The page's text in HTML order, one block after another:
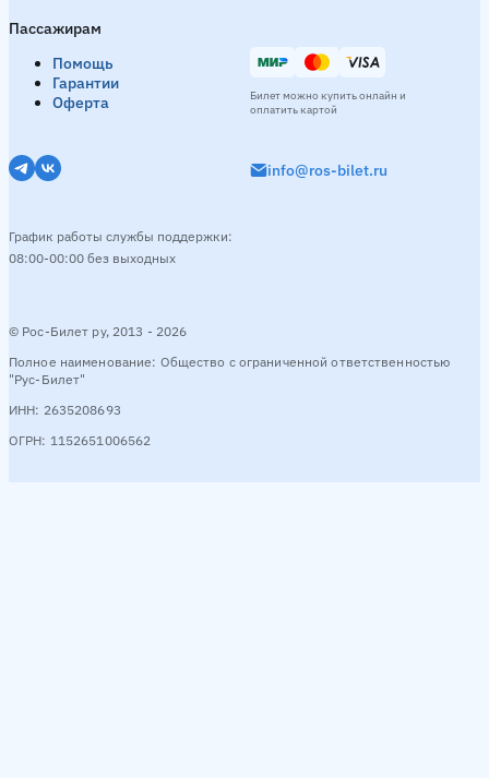
Пассажирам
Помощь
Гарантии
Оферта
© Рос-Билет ру, 2013 - 2026
Полное наименование: Общество с ограниченной ответственностью
"Рус-Билет"
ИНН: 2635208693
ОГРН: 1152651006562
info@ros-bilet.ru
График работы службы поддержки:
08:00-00:00 без выходных
Билет можно купить онлайн и
оплатить картой